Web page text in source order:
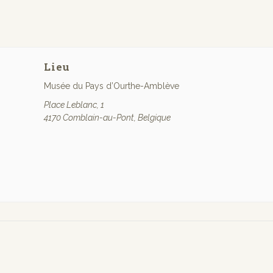
Lieu
Musée du Pays d’Ourthe-Amblève
Place Leblanc, 1
4170 Comblain-au-Pont Belgique